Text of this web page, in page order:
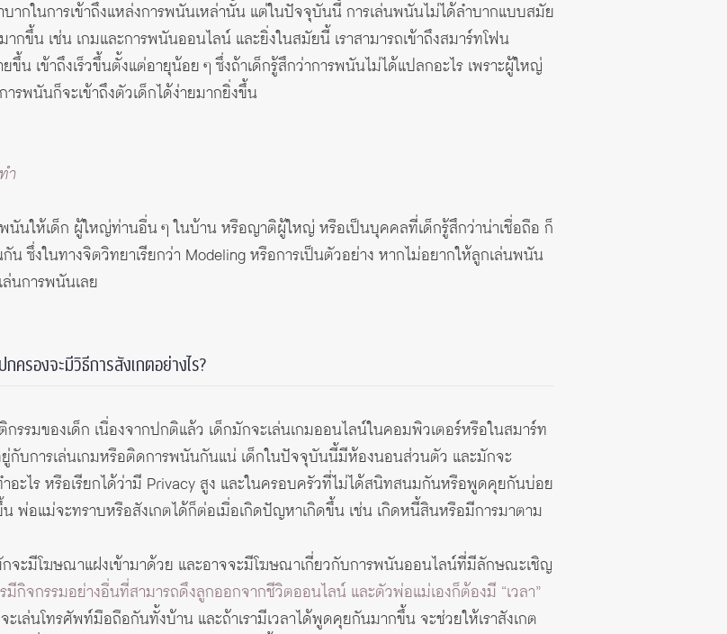
กในการเข้าถึงแหล่งการพนันเหล่านั้น แต่ในปัจจุบันนี้ การเล่นพนันไม่ได้ลำบากแบบสมัย
กขึ้น เช่น เกมและการพนันออนไลน์ และยิ่งในสมัยนี้ เราสามารถเข้าถึงสมาร์ทโฟน
น เข้าถึงเร็วขึ้นตั้งแต่อายุน้อย ๆ ซึ่งถ้าเด็กรู้สึกว่าการพนันไม่ได้แปลกอะไร เพราะผู้ใหญ่
พนันก็จะเข้าถึงตัวเด็กได้ง่ายมากยิ่งขึ้น
ำ
นันให้เด็ก ผู้ใหญ่ท่านอื่น ๆ ในบ้าน หรือญาติผู้ใหญ่ หรือเป็นบุคคลที่เด็กรู้สึกว่าน่าเชื่อถือ ก็
ซึ่งในทางจิตวิทยาเรียกว่า Modeling หรือการเป็นตัวอย่าง หากไม่อยากให้ลูกเล่นพนัน
นการพนันเลย
รองจะมีวิธีการสังเกตอย่างไร?
กรรมของเด็ก เนื่องจากปกติแล้ว เด็กมักจะเล่นเกมออนไลน์ในคอมพิวเตอร์หรือในสมาร์ท
กับการเล่นเกมหรือติดการพนันกันแน่ เด็กในปัจจุบันนี้มีห้องนอนส่วนตัว และมักจะ
อะไร หรือเรียกได้ว่ามี Privacy สูง และในครอบครัวที่ไม่ได้สนิทสนมกันหรือพูดคุยกันบ่อย
พ่อแม่จะทราบหรือสังเกตได้ก็ต่อเมื่อเกิดปัญหาเกิดขึ้น เช่น เกิดหนี้สินหรือมีการมาตาม
จะมีโฆษณาแฝงเข้ามาด้วย และอาจจะมีโฆษณาเกี่ยวกับการพนันออนไลน์ที่มีลักษณะเชิญ
กิจกรรมอย่างอื่นที่สามารถดึงลูกออกจากชีวิตออนไลน์ และตัวพ่อแม่เองก็ต้องมี “เวลา”
ะเล่นโทรศัพท์มือถือกันทั้งบ้าน และถ้าเรามีเวลาได้พูดคุยกันมากขึ้น จะช่วยให้เราสังเกต